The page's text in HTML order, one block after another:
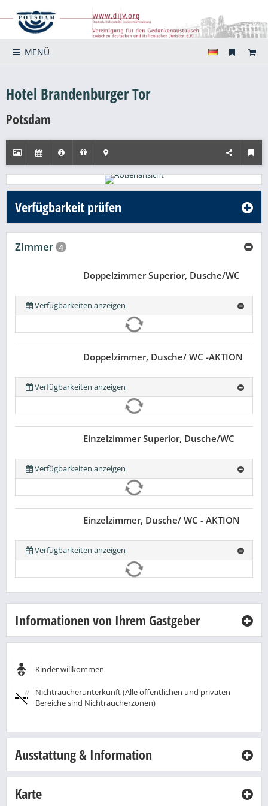
MENÜ
Hotel Brandenburger Tor
Potsdam
Verfügbarkeit prüfen
Zimmer 4
Doppelzimmer Superior, Dusche/WC
Verfügbarkeiten anzeigen
Doppelzimmer, Dusche/ WC -AKTION
Verfügbarkeiten anzeigen
Einzelzimmer Superior, Dusche/WC
Verfügbarkeiten anzeigen
Einzelzimmer, Dusche/ WC - AKTION
Verfügbarkeiten anzeigen
Informationen von Ihrem Gastgeber
Kinder willkommen
Nichtraucherunterkunft (Alle öffentlichen und privaten
Bereiche sind Nichtraucherzonen)
Ausstattung & Information
Karte